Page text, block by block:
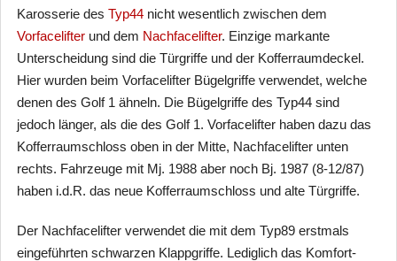
Karosserie des Typ44 nicht wesentlich zwischen dem
Vorfacelifter und dem Nachfacelifter. Einzige markante
Unterscheidung sind die Türgriffe und der Kofferraumdeckel.
Hier wurden beim Vorfacelifter Bügelgriffe verwendet, welche
denen des Golf 1 ähneln. Die Bügelgriffe des Typ44 sind
jedoch länger, als die des Golf 1. Vorfacelifter haben dazu das
Kofferraumschloss oben in der Mitte, Nachfacelifter unten
rechts. Fahrzeuge mit Mj. 1988 aber noch Bj. 1987 (8-12/87)
haben i.d.R. das neue Kofferraumschloss und alte Türgriffe.
Der Nachfacelifter verwendet die mit dem Typ89 erstmals
eingeführten schwarzen Klappgriffe. Lediglich das Komfort-